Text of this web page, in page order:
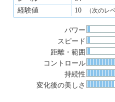
経験値
10 （次のレ
パワー
スピード
距離・範囲
コントロール
持続性
変化後の美しさ